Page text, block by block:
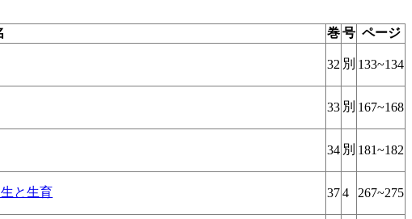
巻号 ページ
32 別 133~134
33 別 167~168
34 別 181~182
と生育 374 267~275